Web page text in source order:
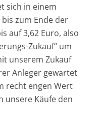
sich in einem
zum Ende der
auf 3,62 Euro, also
Zukauf“ um
unserem Zukauf
Anleger gewartet
recht engen Wert
unsere Käufe den